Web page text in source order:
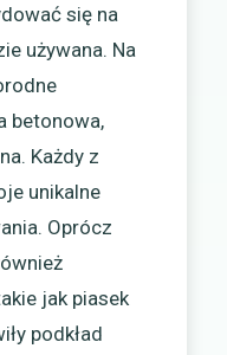
się na
używana. Na
betonowa,
Każdy z
unikalne
Oprócz
jak piasek
podkład